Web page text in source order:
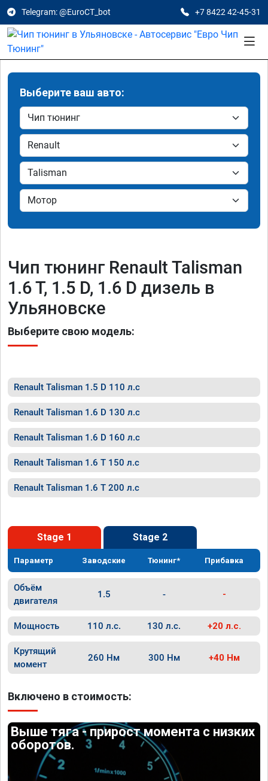
Telegram: @EuroCT_bot +7 8422 42-45-31
Выберите ваш авто:
Чип тюнинг Renault Talisman
1.6 T, 1.5 D, 1.6 D дизель в
Ульяновске
Выберите свою модель:
Renault Talisman 1.5 D 110 л.с
Renault Talisman 1.6 D 130 л.с
Renault Talisman 1.6 D 160 л.с
Renault Talisman 1.6 T 150 л.с
Renault Talisman 1.6 T 200 л.с
Stage 1 Stage 2
Параметр Заводские Тюнинг* Прибавка
Объём
двигателя
1.5 - -
Мощность 110 л.с. 130 л.с. +20 л.с.
Крутящий
момент
260 Нм 300 Нм +40 Нм
Включено в стоимость:
Выше тяга - прирост момента с низких
оборотов.